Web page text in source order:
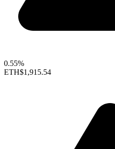
0.55%
ETH$1,915.54